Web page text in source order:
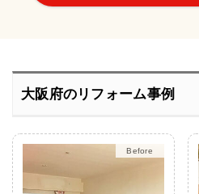
大阪府のリフォーム事例
After